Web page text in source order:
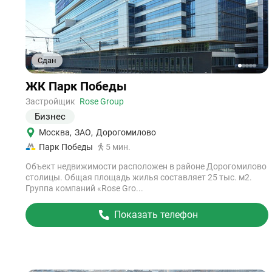
Сдан
12345
Ссылка
на
объект
ЖК Парк Победы
Застройщик Rose Group
Бизнес
Москва, ЗАО, Дорогомилово
Парк Победы
5 мин.
Объект недвижимости расположен в районе Дорогомилово
столицы. Общая площадь жилья составляет 25 тыс. м2.
Группа компаний «Rose Gro...
Показать телефон